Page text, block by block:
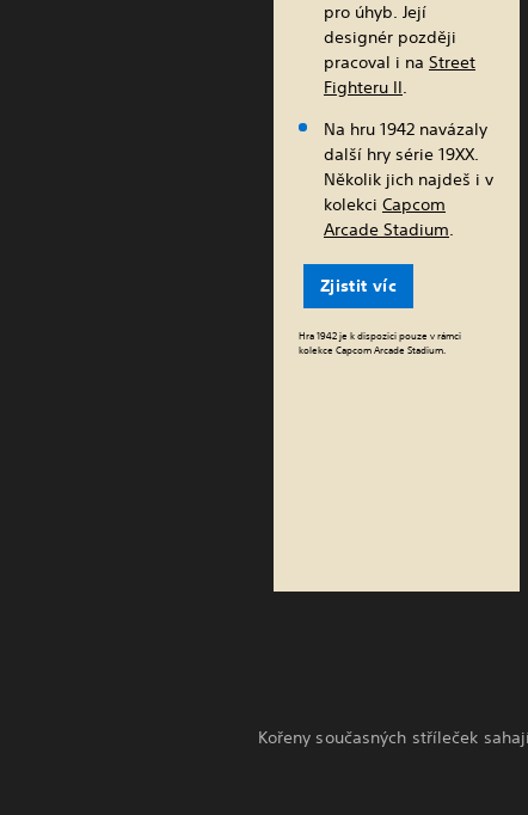
pro úhyb. Její
designér později
pracoval i na Street
Fighteru II.
Na hru 1942 navázaly
další hry série 19XX.
Několik jich najdeš i v
kolekci Capcom
Arcade Stadium.
Zjistit víc
Hra 1942 je k dispozici pouze v rámci
kolekce Capcom Arcade Stadium.
Kořeny současných stříleček